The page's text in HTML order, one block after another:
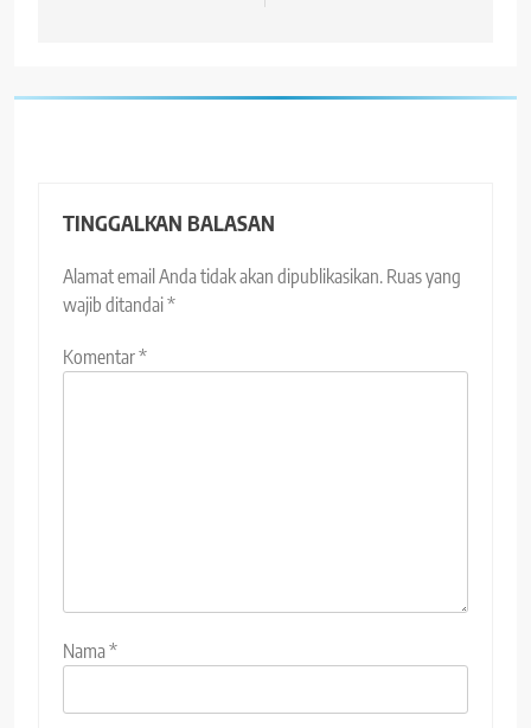
TINGGALKAN BALASAN
Alamat email Anda tidak akan dipublikasikan. Ruas yang
wajib ditandai*
Komentar*
Nama*